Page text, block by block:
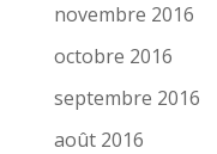
novembre 2016
octobre 2016
septembre 2016
août 2016